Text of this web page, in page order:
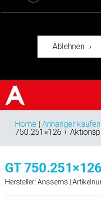
Ablehnen
Home | Anhänger
750.251×126 +
GT
Hersteller: Anssems |